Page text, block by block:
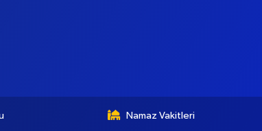
Namaz Vakitleri